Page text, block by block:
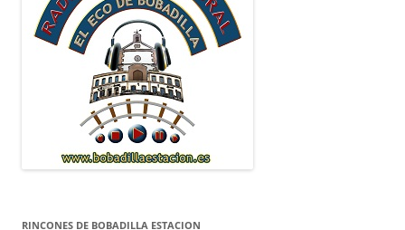
RINCONES DE BOBADILLA ESTACION